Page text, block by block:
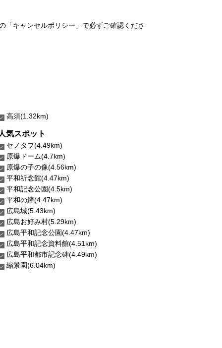
「キャンセルポリシー」で必ずご確認くださ
高須(1.32km)
人気スポット
セノタフ(4.49km)
原爆ドーム(4.7km)
原爆の子の像(4.56km)
平和祈念館(4.47km)
平和記念公園(4.5km)
平和の鐘(4.47km)
広島城(5.43km)
広島お好み村(5.29km)
広島平和記念公園(4.47km)
広島平和記念資料館(4.51km)
広島平和都市記念碑(4.49km)
縮景園(6.04km)